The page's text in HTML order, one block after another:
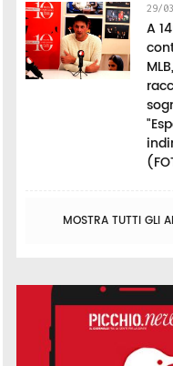
29/
A
MOSTRA TUTTI GLI